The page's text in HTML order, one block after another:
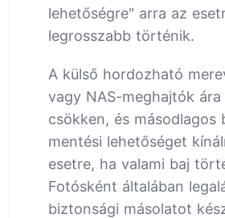
lehetőségre" arra az
legrosszabb történik.
A külső hordozható
vagy NAS-meghajtók
csökken, és másodlagos
mentési lehetőséget
esetre, ha valami baj
Fotósként általában
biztonsági másolatot